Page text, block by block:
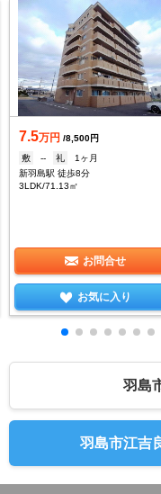
7.5万円 /8,500円
敷
-- 礼
1ヶ月
新羽島駅 徒歩8分
3LDK/71.13㎡
お問合せ
お気に入り
羽島
羽島市江吉